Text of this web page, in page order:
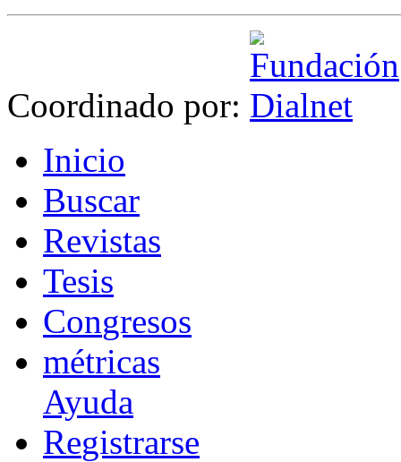
Coordinado por:
Inicio
Buscar
Revistas
Tesis
Congresos
métricas
Ayuda
Registrarse